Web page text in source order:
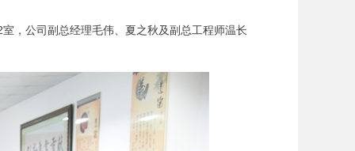
，公司副总经理毛伟、夏之秋及副总工程师温长